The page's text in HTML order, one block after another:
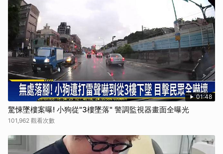
01:48
驚悚墜樓案曝! 小狗從"3樓墜落" 警調監視器畫面全曝光
101,962 觀看次數